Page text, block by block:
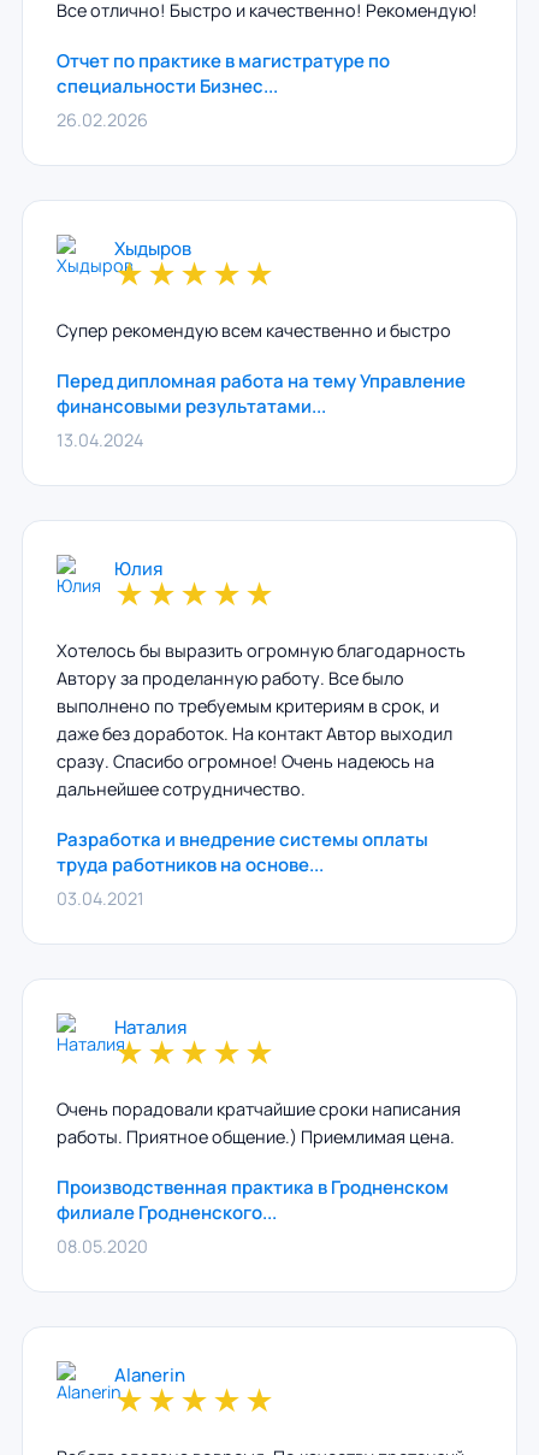
Все отлично! Быстро и качественно! Рекомендую!
Отчет по практике в магистратуре по
специальности Бизнес...
26.02.2026
Хыдыров
★★★★★
Супер рекомендую всем качественно и быстро
Перед дипломная работа на тему Управление
финансовыми результатами...
13.04.2024
Юлия
★★★★★
Хотелось бы выразить огромную благодарность
Автору за проделанную работу. Все было
выполнено по требуемым критериям в срок, и
даже без доработок. На контакт Автор выходил
сразу. Спасибо огромное! Очень надеюсь на
дальнейшее сотрудничество.
Разработка и внедрение системы оплаты
труда работников на основе...
03.04.2021
Наталия
★★★★★
Очень порадовали кратчайшие сроки написания
работы. Приятное общение.) Приемлимая цена.
Производственная практика в Гродненском
филиале Гродненского...
08.05.2020
Alanerin
★★★★★